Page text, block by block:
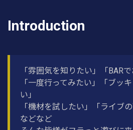
Introduction
「雰囲気を知りたい」「BAR
「一度行ってみたい」「ブッ
い」
「機材を試したい」「ライブ
などなど